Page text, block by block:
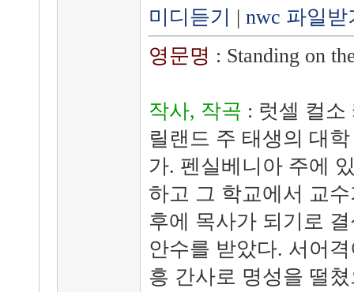
미디듣기 | nwc 파일받
영문명 : Standing on
작사, 작곡 : 럿셀 컬소
릴랜드 주 태생의 대
가. 펜실베니아 주에
하고 그 학교에서 교
후에 목사가 되기로
안수를 받았다. 서어
흥 간사로 명성을 떨